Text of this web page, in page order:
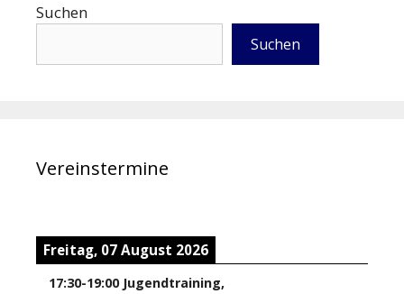
Suchen
Suchen
Vereinstermine
Freitag, 07 August 2026
17:30-19:00 Jugendtraining,